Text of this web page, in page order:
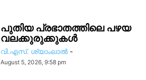
പുതിയ പ്രഭാതത്തിലെ പഴയ
വലക്കുരുക്കുകൾ
വി.എസ്. ശ്യാംലാൽ -
August 5, 2026, 9:58 pm